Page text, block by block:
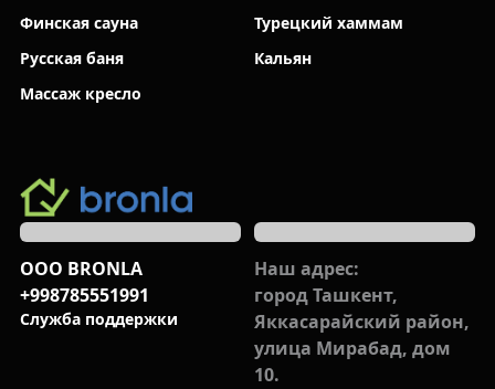
Финская сауна
Турецкий хаммам
Русская баня
Кальян
Массаж кресло
ООО BRONLA
+998785551991
Cлужба поддержки
Наш адрес:
город Ташкент,
Яккасарайский район,
улица Мирабад, дом
10.